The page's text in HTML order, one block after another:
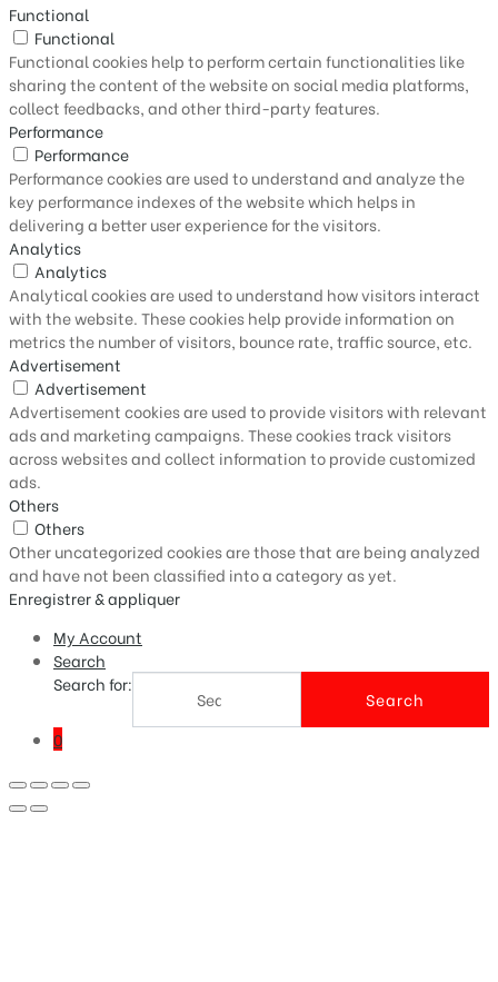
Functional
Functional
Functional cookies help to perform certain functionalities like
sharing the content of the website on social media platforms,
collect feedbacks, and other third-party features.
Performance
Performance
Performance cookies are used to understand and analyze the
key performance indexes of the website which helps in
delivering a better user experience for the visitors.
Analytics
Analytics
Analytical cookies are used to understand how visitors interact
with the website. These cookies help provide information on
metrics the number of visitors, bounce rate, traffic source, etc.
Advertisement
Advertisement
Advertisement cookies are used to provide visitors with relevant
ads and marketing campaigns. These cookies track visitors
across websites and collect information to provide customized
ads.
Others
Others
Other uncategorized cookies are those that are being analyzed
and have not been classified into a category as yet.
Enregistrer & appliquer
My Account
Search
Search for:
Search
0